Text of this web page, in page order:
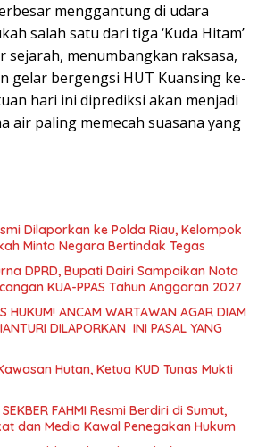
menggantung di udara
salah satu dari tiga ‘Kuda Hitam’
sejarah, menumbangkan raksasa,
gelar bergengsi HUT Kuansing ke-
hari ini diprediksi akan menjadi
air paling memecah suasana yang
Dilaporkan ke Polda Riau, Kelompok
Minta Negara Bertindak Tegas
DPRD, Bupati Dairi Sampaikan Nota
KUA-PPAS Tahun Anggaran 2027
HUKUM! ANCAM WARTAWAN AGAR DIAM
DILAPORKAN INI PASAL YANG
Hutan, Ketua KUD Tunas Mukti
FAHMI Resmi Berdiri di Sumut,
dan Media Kawal Penegakan Hukum